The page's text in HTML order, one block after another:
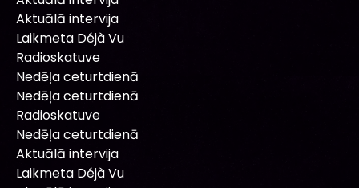
Aktuālā intervija
Laikmeta Déjà Vu
Radioskatuve
Nedēļa ceturtdienā
Nedēļa ceturtdienā
Radioskatuve
Nedēļa ceturtdienā
Aktuālā intervija
Laikmeta Déjà Vu